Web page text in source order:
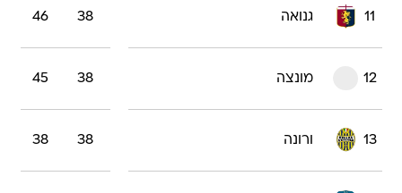
11 גנואה 38
46
12 מונצה 38
45
13 ורונה 38
38